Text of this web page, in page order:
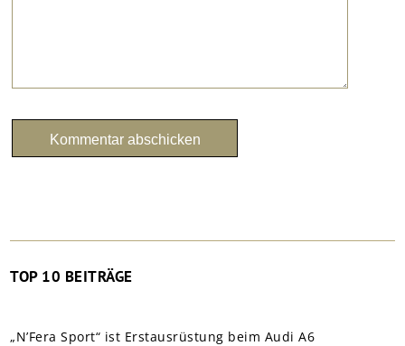
TOP 10 BEITRÄGE
„N’Fera Sport“ ist Erstausrüstung beim Audi A6